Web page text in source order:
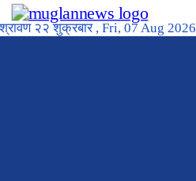
२२ शुक्रबार , Fri, 07 Aug 2026